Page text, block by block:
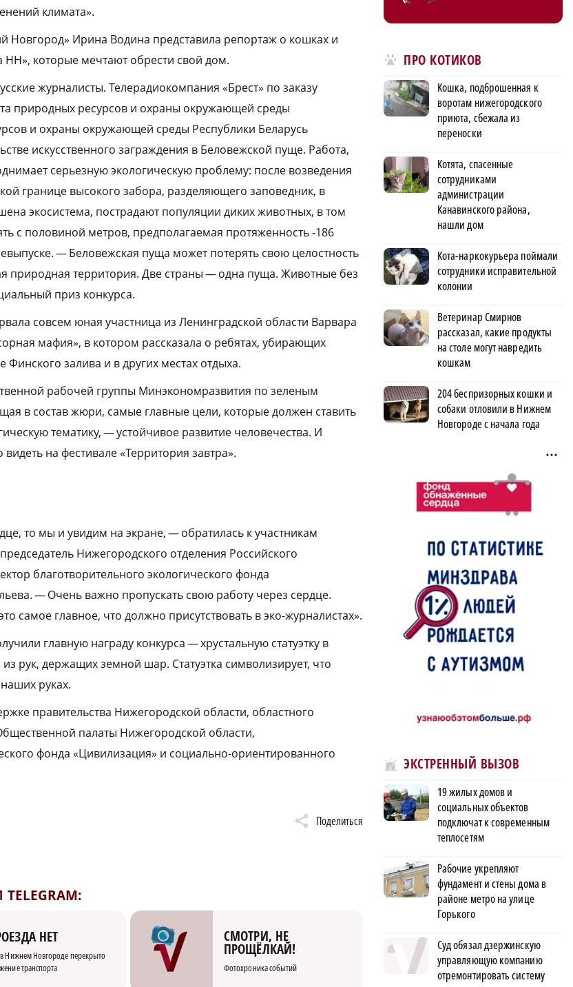
климата».
Новгород» Ирина Водина представила репортаж о кошках и
НН», которые мечтают обрести свой дом.
журналисты. Телерадиокомпания «Брест» по заказу
природных ресурсов и охраны окружающей среды
и охраны окружающей среды Республики Беларусь
искусственного заграждения в Беловежской пуще. Работа,
серьезную экологическую проблему: после возведения
границе высокого забора, разделяющего заповедник, в
экосистема, пострадают популяции диких животных, в том
с половиной метров, предполагаемая протяженность ‑186
— Беловежская пуща может потерять свою целостность
природная территория. Две страны — одна пуща. Животные без
приз конкурса.
совсем юная участница из Ленинградской области Варвара
мафия», в котором рассказала о ребятах, убирающих
залива и в других местах отдыха.
рабочей группы Минэкономразвития по зеленым
в состав жюри, самые главные цели, которые должен ставить
тематику, — устойчивое развитие человечества. И
на фестивале «Территория завтра».
то мы и увидим на экране, — обратилась к участникам
Нижегородского отделения Российского
благотворительного экологического фонда
— Очень важно пропускать свою работу через сердце.
самое главное, что должно присутствовать в эко-журналистах».
главную награду конкурса — хрустальную статуэтку в
рук, держащих земной шар. Статуэтка символизирует, что
руках.
правительства Нижегородской области, областного
палаты Нижегородской области,
фонда «Цивилизация» и социально-ориентированного
Поделиться
НЕТ
Нижнем Новгороде перекрыто
транспорта
СМОТРИ, НЕ
ПРОЩЁЛКАЙ!
Фотохроника событий
ПРО КОТИКОВ
Кошка, подброшенная к
воротам нижегородского
приюта, сбежала из
переноски
Котята, спасенные
сотрудниками
администрации
Канавинского района,
нашли дом
Кота-наркокурьера поймали
сотрудники исправительной
колонии
Ветеринар Смирнов
рассказал, какие продукты
на столе могут навредить
кошкам
204 беспризорных кошки и
собаки отловили в Нижнем
Новгороде с начала года
ЭКСТРЕННЫЙ ВЫЗОВ
19 жилых домов и
социальных объектов
подключат к современным
теплосетям
Рабочие укрепляют
фундамент и стены дома в
районе метро на улице
Горького
Суд обязал дзержинскую
управляющую компанию
отремонтировать систему